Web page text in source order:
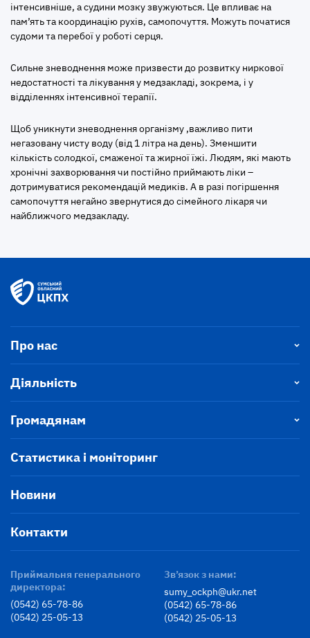
інтенсивніше, а судини мозку звужуються. Це впливає на
пам’ять та координацію рухів, самопочуття. Можуть початися
судоми та перебої у роботі серця.
Сильне зневоднення може призвести до розвитку ниркової
недостатності та лікування у медзакладі, зокрема, і у
відділеннях інтенсивної терапії.
Щоб уникнути зневоднення організму ,важливо пити
негазовану чисту воду (від 1 літра на день). Зменшити
кількість солодкої, смаженої та жирної їжі. Людям, які мають
хронічні захворювання чи постійно приймають ліки –
дотримуватися рекомендацій медиків. А в разі погіршення
самопочуття негайно звернутися до сімейного лікаря чи
найближчого медзакладу.
Про нас
Діяльність
Громадянам
Статистика і моніторинг
Новини
Контакти
Приймальня генерального
директора:
(0542) 65-78-86
(0542) 25-05-13
Зв’язок з нами:
sumy_ockph@ukr.net
(0542) 65-78-86
(0542) 25-05-13